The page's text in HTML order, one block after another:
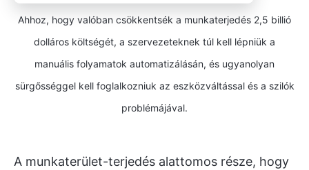
Ahhoz, hogy valóban csökkentsék a munkaterjedés 2,5 billió
dolláros költségét, a szervezeteknek túl kell lépniük a
manuális folyamatok automatizálásán, és ugyanolyan
sürgősséggel kell foglalkozniuk az eszközváltással és a szilók
problémájával.
A munkaterület-terjedés alattomos része, hogy